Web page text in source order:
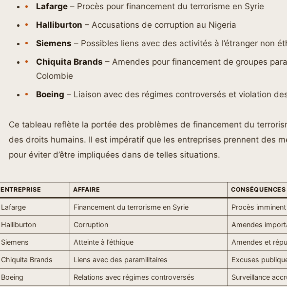
Lafarge – Procès pour financement du terrorisme en Syrie
Halliburton – Accusations de corruption au Nigeria
Siemens – Possibles liens avec des activités à l’étranger non
Chiquita Brands – Amendes pour financement de groupes
Colombie
Boeing – Liaison avec des régimes controversés et violation
Ce tableau reflète la portée des problèmes de financement du
des droits humains. Il est impératif que les entreprises prennent des
pour éviter d’être impliquées dans de telles situations.
ENTREPRISE AFFAIRE
Lafarge Financement du terrorisme en Syrie Procès imminent
Halliburton Corruption Amendes
Siemens Atteinte à l’éthique Amendes et
Chiquita Brands Liens avec des paramilitaires Excuses
Boeing Relations avec régimes controversés Surveillance